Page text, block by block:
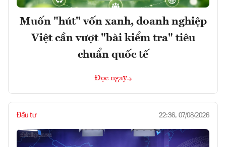
Muốn "hút" vốn xanh, doanh nghiệp
Việt cần vượt "bài kiểm tra" tiêu
chuẩn quốc tế
Đọc ngay
Đầu tư 22:36, 07/08/2026